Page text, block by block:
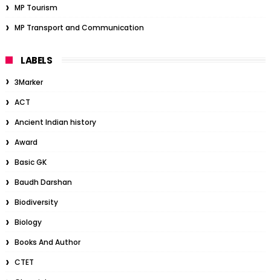
MP Tourism
MP Transport and Communication
LABELS
3Marker
ACT
Ancient Indian history
Award
Basic GK
Baudh Darshan
Biodiversity
Biology
Books And Author
CTET